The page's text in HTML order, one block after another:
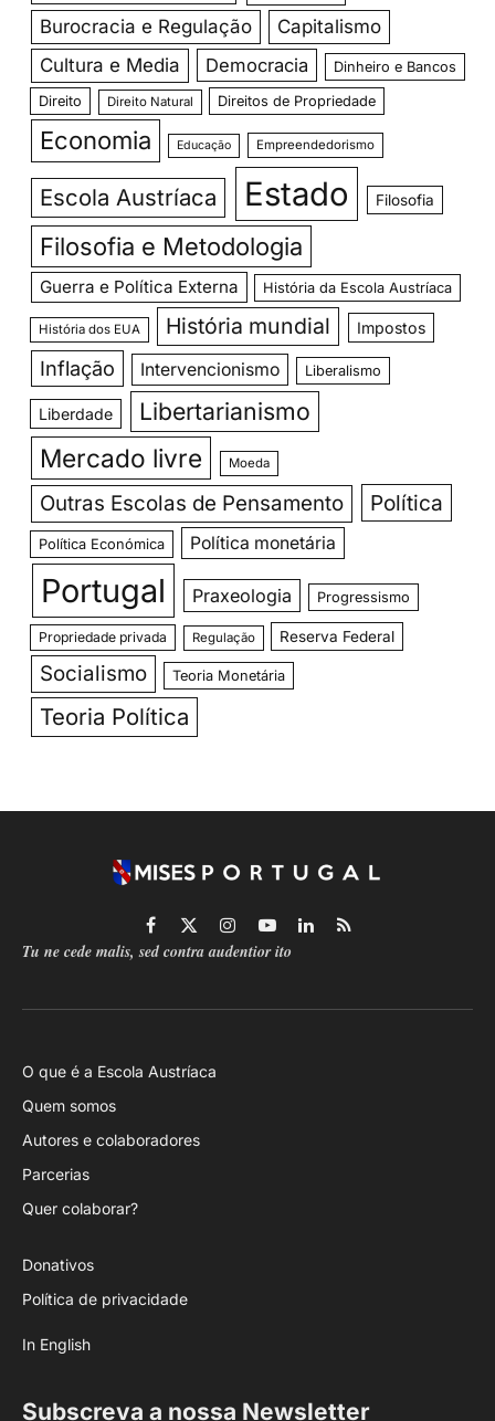
Burocracia e Regulação
Capitalismo
Cultura e Media
Democracia Dinheiro e Bancos
Direito Direito Natural Direitos de Propriedade
Economia Educação Empreendedorismo
Escola Austríaca Estado Filosofia
Filosofia e Metodologia
Guerra e Política Externa História da Escola Austríaca
História dos EUA História mundial Impostos
Inflação Intervencionismo Liberalismo
Liberdade Libertarianismo
Mercado livre Moeda
Outras Escolas de Pensamento Política
Política Económica Política monetária
Portugal Praxeologia Progressismo
Propriedade privada Regulação Reserva Federal
Socialismo Teoria Monetária
Teoria Política
Facebook
X
(Twitter)
Instagram
YouTubeLinkedIn
RSS
Tu ne cede malis, sed contra audentior ito
O que é a Escola Austríaca
Quem somos
Autores e colaboradores
Parcerias
Quer colaborar?
Donativos
Política de privacidade
In English
Subscreva a nossa Newsletter